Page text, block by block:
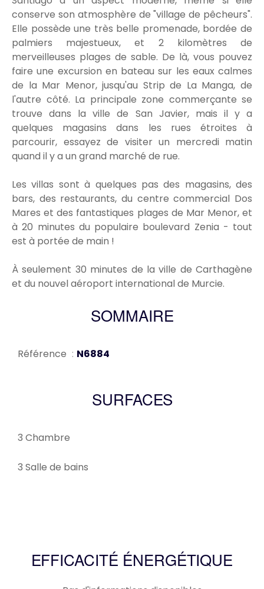
conserve son atmosphère de "village de pêcheurs".
Elle possède une très belle promenade, bordée de
palmiers majestueux, et 2 kilomètres de
merveilleuses plages de sable. De là, vous pouvez
faire une excursion en bateau sur les eaux calmes
de la Mar Menor, jusqu'au Strip de La Manga, de
l'autre côté. La principale zone commerçante se
trouve dans la ville de San Javier, mais il y a
quelques magasins dans les rues étroites à
parcourir, essayez de visiter un mercredi matin
quand il y a un grand marché de rue.
Les villas sont à quelques pas des magasins, des
bars, des restaurants, du centre commercial Dos
Mares et des fantastiques plages de Mar Menor, et
à 20 minutes du populaire boulevard Zenia - tout
est à portée de main !
À seulement 30 minutes de la ville de Carthagène
et du nouvel aéroport international de Murcie.
SOMMAIRE
Référence N6884
SURFACES
3 Chambre
3 Salle de bains
EFFICACITÉ ÉNERGÉTIQUE